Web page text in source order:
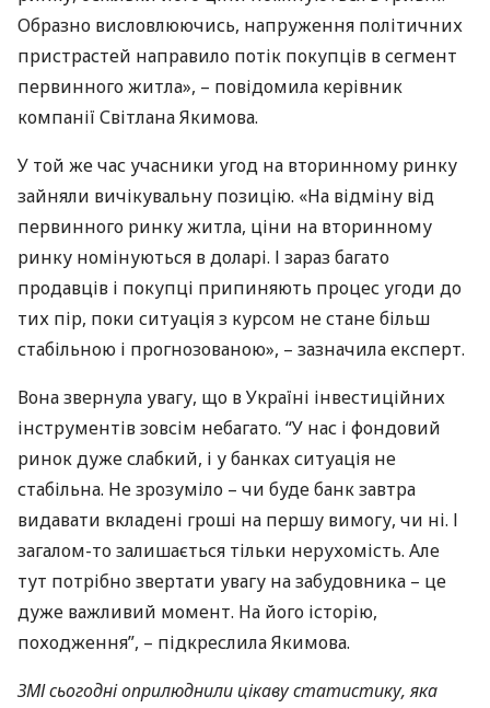
Образно висловлюючись, напруження політичних
пристрастей направило потік покупців в сегмент
первинного житла», – повідомила керівник
компанії Світлана Якимова.
У той же час учасники угод на вторинному ринку
зайняли вичікувальну позицію. «На відміну від
первинного ринку житла, ціни на вторинному
ринку номінуються в доларі. І зараз багато
продавців і покупці припиняють процес угоди до
тих пір, поки ситуація з курсом не стане більш
стабільною і прогнозованою», – зазначила експерт.
Вона звернула увагу, що в Україні інвестиційних
інструментів зовсім небагато. “У нас і фондовий
ринок дуже слабкий, і у банках ситуація не
стабільна. Не зрозуміло – чи буде банк завтра
видавати вкладені гроші на першу вимогу, чи ні. І
загалом-то залишається тільки нерухомість. Але
тут потрібно звертати увагу на забудовника – це
дуже важливий момент. На його історію,
походження”, – підкреслила Якимова.
ЗМІсьогодні оприлюднили цікаву статистику, яка